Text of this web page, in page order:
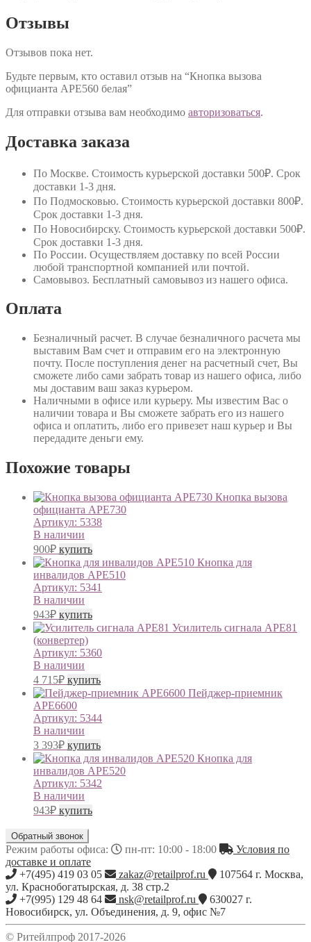
Отзывы
Отзывов пока нет.
Будьте первым, кто оставил отзыв на “Кнопка вызова
официанта АРЕ560 белая”
Для отправки отзыва вам необходимо авторизоваться.
Доставка заказа
По Москве. Стоимость курьерской доставки 500₽. Срок
доставки 1-3 дня.
По Подмосковью. Стоимость курьерской доставки 800₽.
Срок доставки 1-3 дня.
По Новосибирску. Стоимость курьерской доставки 500₽.
Срок доставки 1-3 дня.
По России. Осуществляем доставку по всей России
любой транспортной компанией или почтой.
Самовывоз. Бесплатный самовывоз из нашего офиса.
Оплата
Безналичный расчет. В случае безналичного расчета мы
выставим Вам счет и отправим его на электронную
почту. После поступления денег на расчетный счет, Вы
сможете либо сами забрать товар из нашего офиса, либо
мы доставим ваш заказ курьером.
Наличными в офисе или курьеру. Мы известим Вас о
наличии товара и Вы сможете забрать его из нашего
офиса и оплатить, либо его привезет наш курьер и Вы
передадите деньги ему.
Похожие товары
Кнопка вызова
официанта АРЕ730
Артикул: 5338
В наличии
900₽ купить
Кнопка для
инвалидов АРЕ510
Артикул: 5341
В наличии
943₽ купить
Усилитель сигнала APE81
(конвертер)
Артикул: 5360
В наличии
4 715₽ купить
Пейджер-приемник
АРЕ6600
Артикул: 5344
В наличии
3 393₽ купить
Кнопка для
инвалидов АРЕ520
Артикул: 5342
В наличии
943₽ купить
Обратный звонок
Режим работы офиса: пн-пт: 10:00 - 18:00
Условия по
доставке и оплате
+7(495) 419 03 05
zakaz@retailprof.ru 107564 г. Москва,
ул. Краснобогатырская, д. 38 стр.2
+7(995) 129 48 64
nsk@retailprof.ru 630027 г.
Новосибирск, ул. Объединения, д. 9, офис №7
© Ритейлпроф 2017-2026